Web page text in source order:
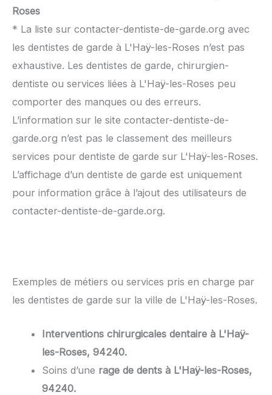
Roses
* La liste sur contacter-dentiste-de-garde.org avec
les dentistes de garde à L'Haÿ-les-Roses n’est pas
exhaustive. Les dentistes de garde, chirurgien-
dentiste ou services liées à L'Haÿ-les-Roses peu
comporter des manques ou des erreurs.
L’information sur le site contacter-dentiste-de-
garde.org n’est pas le classement des meilleurs
services pour dentiste de garde sur L'Haÿ-les-Roses.
L’affichage d’un dentiste de garde est uniquement
pour information grâce à l’ajout des utilisateurs de
contacter-dentiste-de-garde.org.
Exemples de métiers ou services pris en charge par
les dentistes de garde sur la ville de L'Haÿ-les-Roses.
Interventions chirurgicales dentaire à L'Haÿ-
les-Roses, 94240.
Soins d’une rage de dents à L'Haÿ-les-Roses,
94240.